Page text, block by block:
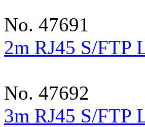
No. 47691
2m RJ45 S/FTP
No. 47692
3m RJ45 S/FTP